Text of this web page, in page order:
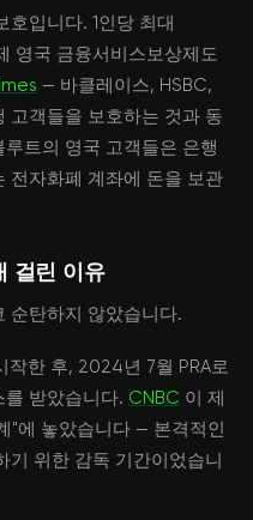
호입니다. 1인당 최대
영국 금융서비스보상제도
— 바클레이스, HSBC,
고객들을 보호하는 것과 동
트의 영국 고객들은 은행
전자화폐 계좌에 돈을 보관
걸린 이유
순탄하지 않았습니다.
작한 후, 2024년 7월 PRA로
받았습니다. CNBC 이 제
"에 놓았습니다 — 본격적인
기 위한 감독 기간이었습니